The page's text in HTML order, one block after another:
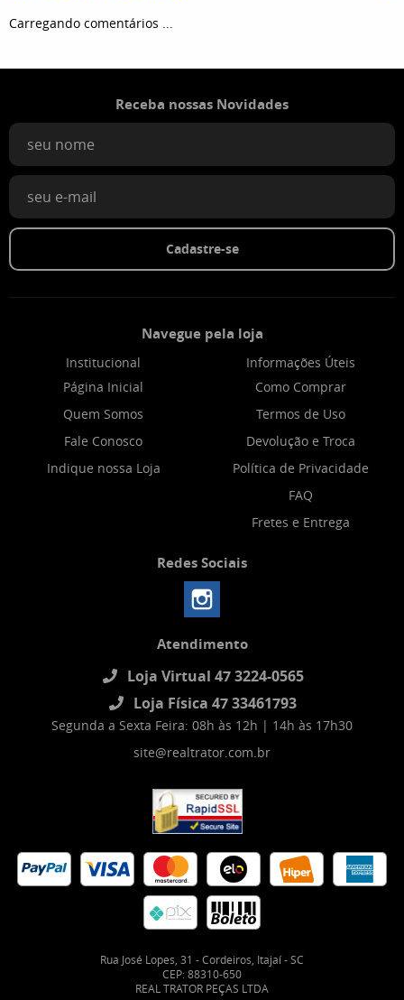
Carregando comentários ...
Receba nossas Novidades
Cadastre-se
Navegue pela loja
Institucional
Página Inicial
Quem Somos
Fale Conosco
Indique nossa Loja
Informações Úteis
Como Comprar
Termos de Uso
Devolução e Troca
Política de Privacidade
FAQ
Fretes e Entrega
Redes Sociais
Atendimento
Loja Virtual 47 3224-0565
Loja Física 47 33461793
Segunda a Sexta Feira: 08h às 12h | 14h às 17h30
site@realtrator.com.br
Rua José Lopes, 31 -Cordeiros, Itajaí-SC
CEP: 88310-650
REAL TRATOR PEÇAS LTDA